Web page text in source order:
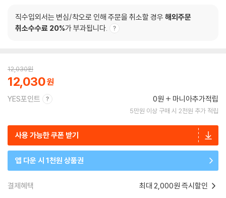
직수입외서는 변심/착오로 인해 주문을 취소할 경우 해외주문
취소수수료 20%가 부과됩니다.
12,030원
12,030
YES포인트 0원 마니아추가적립
5만원 이상 구매 시 2천원 추가 적립
사용 가능한 쿠폰 받기
앱 다운 시 1천원 상품권
결제혜택 최대 2,000원 즉시할인